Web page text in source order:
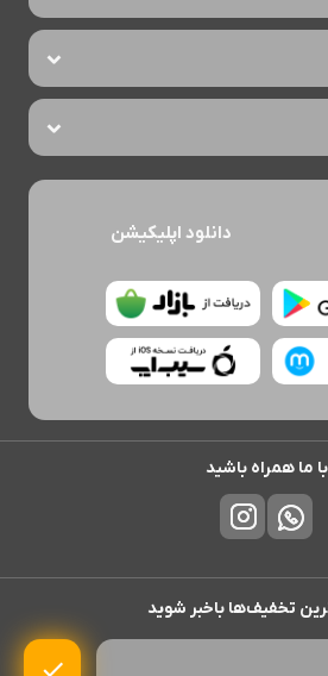
دانلود اپلیکیشن
با ما همراه باشید
تخفیف‌ها باخبر شوید